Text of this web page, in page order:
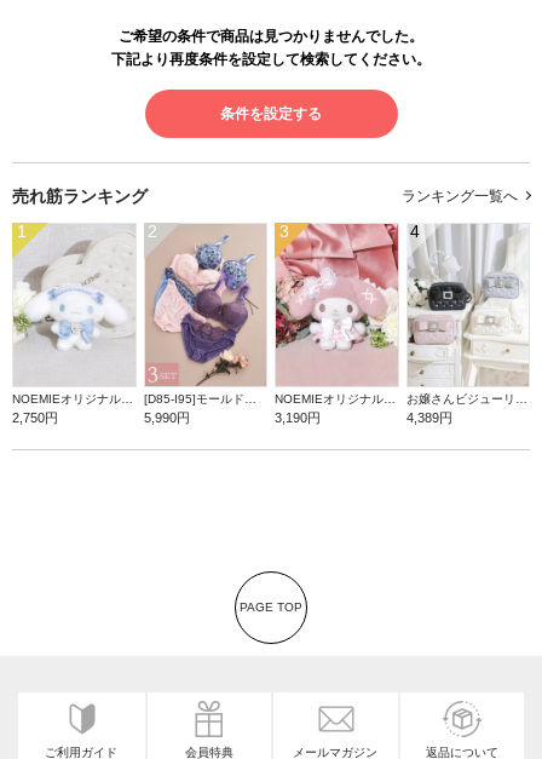
ご希望の条件で商品は見つかりませんでした。
下記より再度条件を設定して検索してください。
条件を設定する
売れ筋ランキング ランキング一覧へ
1
2,750円
2
5,990円
3
3,190円
4
4,389円
PAGE TOP
ご利用ガイド 会員特典 メールマガジン 返品について